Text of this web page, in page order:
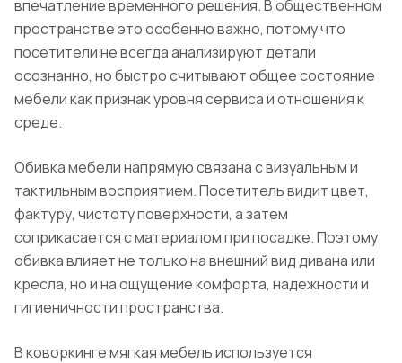
впечатление временного решения. В общественном
пространстве это особенно важно, потому что
посетители не всегда анализируют детали
осознанно, но быстро считывают общее состояние
мебели как признак уровня сервиса и отношения к
среде.
Обивка мебели напрямую связана с визуальным и
тактильным восприятием. Посетитель видит цвет,
фактуру, чистоту поверхности, а затем
соприкасается с материалом при посадке. Поэтому
обивка влияет не только на внешний вид дивана или
кресла, но и на ощущение комфорта, надежности и
гигиеничности пространства.
В коворкинге мягкая мебель используется